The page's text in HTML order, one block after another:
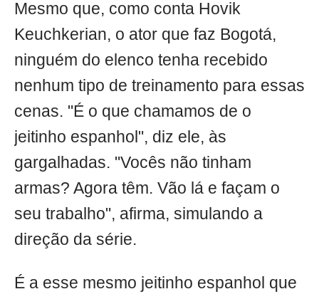
Mesmo que, como conta Hovik
Keuchkerian, o ator que faz Bogotá,
ninguém do elenco tenha recebido
nenhum tipo de treinamento para essas
cenas. "É o que chamamos de o
jeitinho espanhol", diz ele, às
gargalhadas. "Vocês não tinham
armas? Agora têm. Vão lá e façam o
seu trabalho", afirma, simulando a
direção da série.
É a esse mesmo jeitinho espanhol que